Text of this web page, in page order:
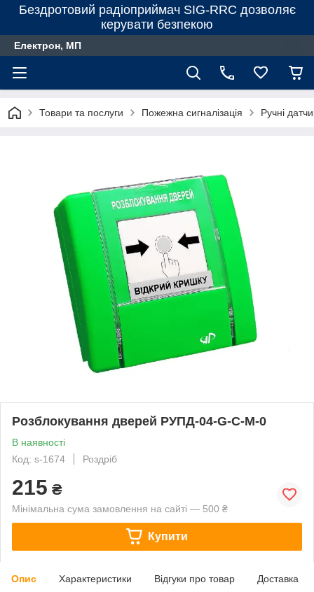
Бездротовий радіоприймач SIG-RRC дозволяє
керувати безпекою
Електрон, МП
Товари та послуги Пожежна сигналізація Ручні
Розблокування дверей РУПД-04-G-C-М-0
В наявності
Код: s-1674
Роздріб
215 ₴
Мінімальна сума замовлення на сайті — 500 ₴
Купити
Опис Характеристики Відгуки про товар Доставка